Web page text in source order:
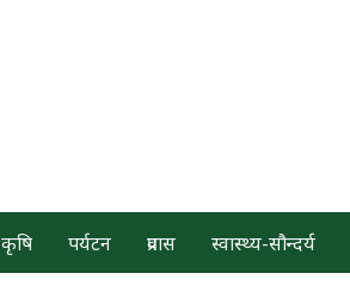
कृषि पर्यटन प्रवास स्वास्थ्य-सौन्दर्य